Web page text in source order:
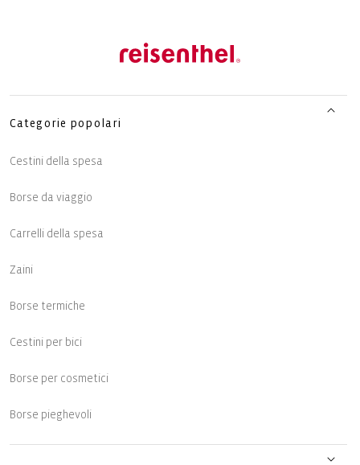
Categorie popolari
Cestini della spesa
Borse da viaggio
Carrelli della spesa
Zaini
Borse termiche
Cestini per bici
Borse per cosmetici
Borse pieghevoli